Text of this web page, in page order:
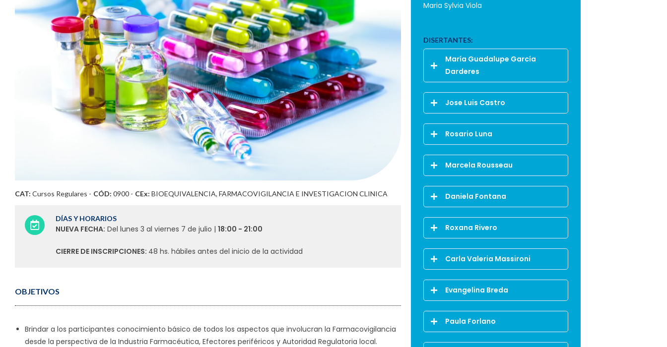
CAT: Cursos Regulares - CÓD: 0900 - CEx: BIOEQUIVALENCIA, FARMACOVIGILANCIA E INVESTIGACION CLINICA
DÍAS Y HORARIOS
NUEVA FECHA: Del lunes 3 al viernes 7 de julio | 18:00 - 21:00
CIERRE DE INSCRIPCIONES: 48 hs. hábiles antes del inicio de la actividad
OBJETIVOS
Brindar a los participantes conocimiento básico de todos los aspectos que involucran la Farmacovigilancia
desde la perspectiva de la Industria Farmacéutica, Efectores periféricos y Autoridad Regulatoria local.
Maria Sylvia Viola
DISERTANTES:
María Guadalupe García
Darderes
Jose Luis Castro
Rosario Luna
Marcela Rousseau
Daniela Fontana
Roxana Rivero
Carla Valeria Massironi
Evangelina Breda
Paula Forlano